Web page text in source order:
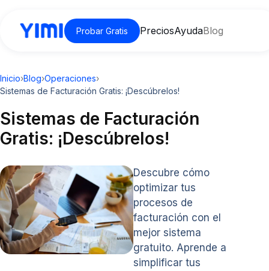
Probar Gratis PreciosAyudaBlog
Inicio›Blog›Operaciones›
Sistemas de Facturación Gratis: ¡Descúbrelos!
Sistemas de Facturación
Gratis: ¡Descúbrelos!
Descubre cómo
optimizar tus
procesos de
facturación con el
mejor sistema
gratuito. Aprende a
simplificar tus